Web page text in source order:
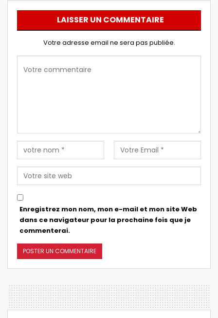
LAISSER UN COMMENTAIRE
Votre adresse email ne sera pas publiée.
Enregistrez mon nom, mon e-mail et mon site Web
dans ce navigateur pour la prochaine fois que je
commenterai.